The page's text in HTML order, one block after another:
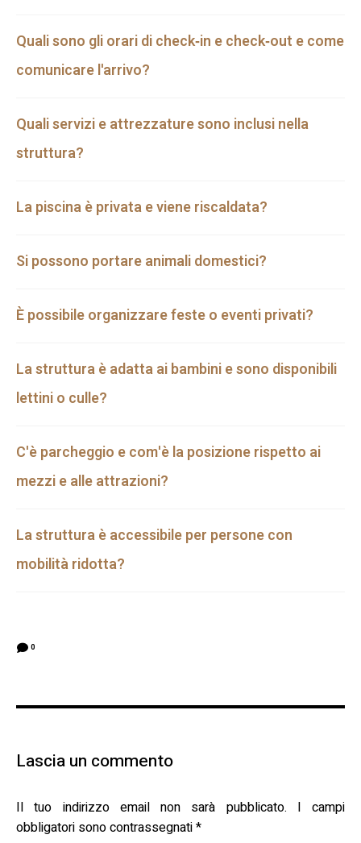
Quali sono gli orari di check‑in e check‑out e come
comunicare l'arrivo?
Quali servizi e attrezzature sono inclusi nella
struttura?
La piscina è privata e viene riscaldata?
Si possono portare animali domestici?
È possibile organizzare feste o eventi privati?
La struttura è adatta ai bambini e sono disponibili
lettini o culle?
C'è parcheggio e com'è la posizione rispetto ai
mezzi e alle attrazioni?
La struttura è accessibile per persone con
mobilità ridotta?
0
Lascia un commento
Il tuo indirizzo email non sarà pubblicato.
I campi
obbligatori sono contrassegnati*